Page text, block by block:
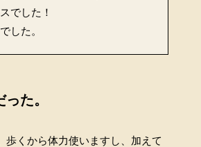
でした！
した。
た。
歩くから体力使いますし、加えて